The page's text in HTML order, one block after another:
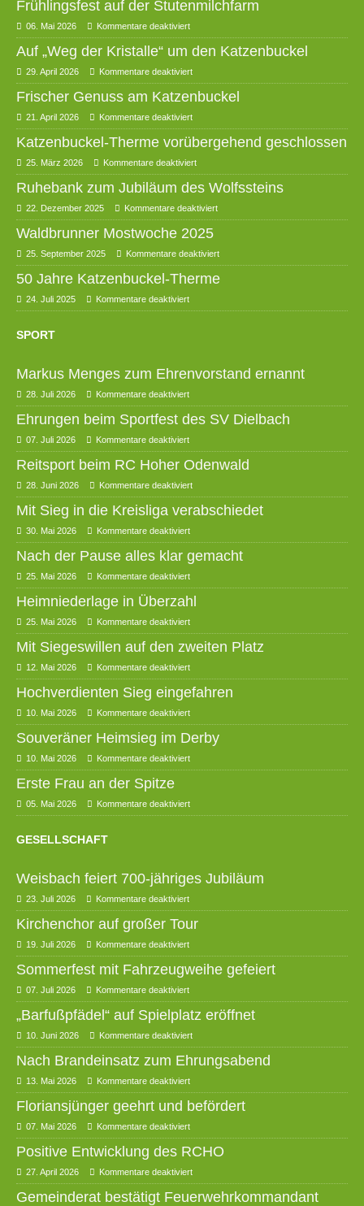
Frühlingsfest auf der Stutenmilchfarm
06. Mai 2026 Kommentare deaktiviert
Auf „Weg der Kristalle“ um den Katzenbuckel
29. April 2026 Kommentare deaktiviert
Frischer Genuss am Katzenbuckel
21. April 2026 Kommentare deaktiviert
Katzenbuckel-Therme vorübergehend geschlossen
25. März 2026 Kommentare deaktiviert
Ruhebank zum Jubiläum des Wolfssteins
22. Dezember 2025 Kommentare deaktiviert
Waldbrunner Mostwoche 2025
25. September 2025 Kommentare deaktiviert
50 Jahre Katzenbuckel-Therme
24. Juli 2025 Kommentare deaktiviert
SPORT
Markus Menges zum Ehrenvorstand ernannt
28. Juli 2026 Kommentare deaktiviert
Ehrungen beim Sportfest des SV Dielbach
07. Juli 2026 Kommentare deaktiviert
Reitsport beim RC Hoher Odenwald
28. Juni 2026 Kommentare deaktiviert
Mit Sieg in die Kreisliga verabschiedet
30. Mai 2026 Kommentare deaktiviert
Nach der Pause alles klar gemacht
25. Mai 2026 Kommentare deaktiviert
Heimniederlage in Überzahl
25. Mai 2026 Kommentare deaktiviert
Mit Siegeswillen auf den zweiten Platz
12. Mai 2026 Kommentare deaktiviert
Hochverdienten Sieg eingefahren
10. Mai 2026 Kommentare deaktiviert
Souveräner Heimsieg im Derby
10. Mai 2026 Kommentare deaktiviert
Erste Frau an der Spitze
05. Mai 2026 Kommentare deaktiviert
GESELLSCHAFT
Weisbach feiert 700-jähriges Jubiläum
23. Juli 2026 Kommentare deaktiviert
Kirchenchor auf großer Tour
19. Juli 2026 Kommentare deaktiviert
Sommerfest mit Fahrzeugweihe gefeiert
07. Juli 2026 Kommentare deaktiviert
„Barfußpfädel“ auf Spielplatz eröffnet
10. Juni 2026 Kommentare deaktiviert
Nach Brandeinsatz zum Ehrungsabend
13. Mai 2026 Kommentare deaktiviert
Floriansjünger geehrt und befördert
07. Mai 2026 Kommentare deaktiviert
Positive Entwicklung des RCHO
27. April 2026 Kommentare deaktiviert
Gemeinderat bestätigt Feuerwehrkommandant